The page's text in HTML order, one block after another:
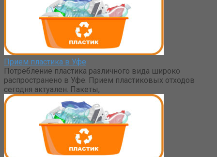
Прием пластика в Уфе
Потребление пластика различного вида широко
распространено в Уфе. Прием пластиковых отходов
сегодня актуален. Пакеты,